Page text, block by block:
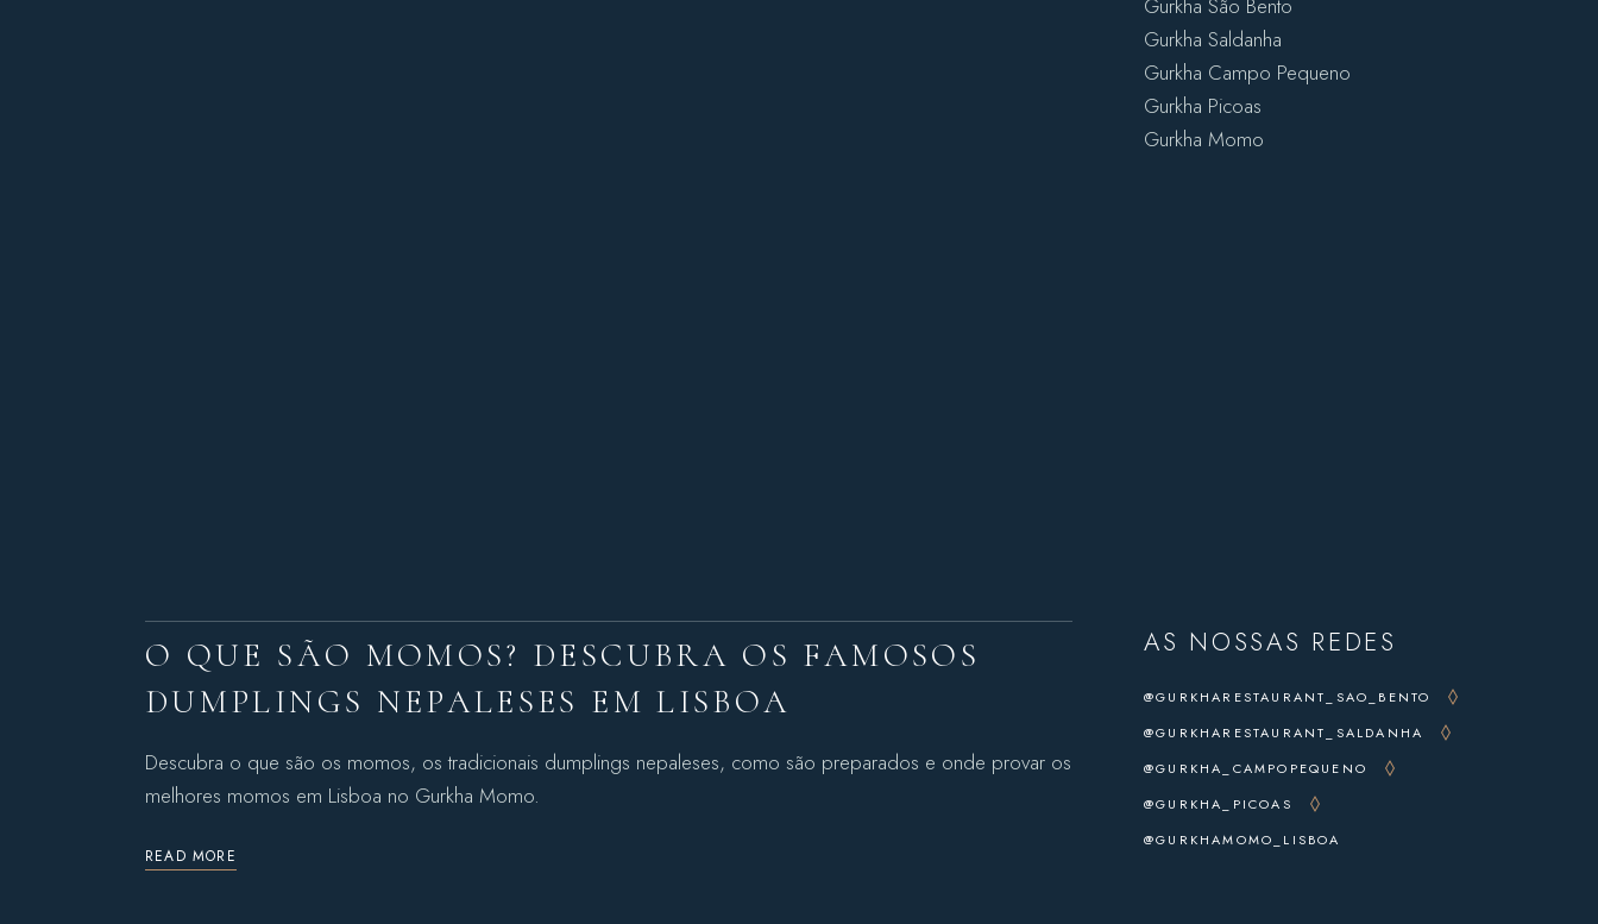
O QUE SÃO MOMOS? DESCUBRA OS FAMOSOS
DUMPLINGS NEPALESES EM LISBOA
Descubra o que são os momos, os tradicionais dumplings nepaleses, como são preparados e onde provar os
melhores momos em Lisboa no Gurkha Momo.
READ MORE
Gurkha São Bento
Gurkha Saldanha
Gurkha Campo Pequeno
Gurkha Picoas
Gurkha Momo
AS NOSSAS REDES
@GURKHARESTAURANT_SAO_BENTO
@GURKHARESTAURANT_SALDANHA
@GURKHA_CAMPOPEQUENO
@GURKHA_PICOAS
@GURKHAMOMO_LISBOA